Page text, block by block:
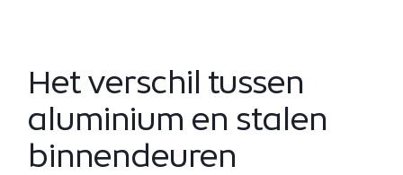
Het verschil tussen
aluminium en stalen
binnendeuren